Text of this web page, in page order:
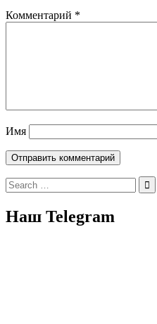
Комментарий *
Имя
Search
for:
Наш Telegram